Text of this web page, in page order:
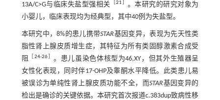
13A/C>G与临床失盐型强相关
［21
。本研究的研究对象为
小婴儿，临床表现均为经典型，其中40例为失盐型。
本研究中，8%的患儿携带STAR基因变异，表现为先天性类
脂性肾上腺皮质增生症，其特征为所有类固醇激素合成受
阻
24-26］ 。患儿虽染色体核型为46,XY，但其外生殖器呈
女性化表现，同时伴17-OHP及睾酮水平降低。此类患儿易
被误诊为单纯性肾上腺皮质功能不全，而STAR基因变异的
检出是确诊的关键依据。本研究首次报道c.383dup致病性移